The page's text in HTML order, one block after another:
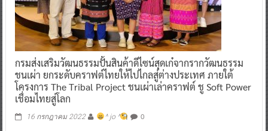
กรมส่งเสริมวัฒนธรรมปั้นสินค้าดีไซน์สุดเก๋จากรากวัฒนธรรม
ชนเผ่า ยกระดับคราฟต์ไทยให้ไปไกลสู่ต่างประเทศ ภายใต้
โครงการ The Tribal Project ชนเผ่าเล่าคราฟต์ ชู Soft Power
เชื่อมไทยสู่โลก
16 กรกฎาคม 2022 ^ jo ^ 0